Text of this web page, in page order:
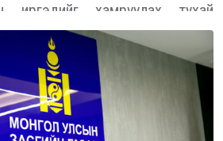
иргэдийг хамруулах тухай
Монгол Улсын Засгийн газраас
дотор төрийн үйлчилгээний
хувийг эзэлж байна. Энэ
иас "Эрүүл мэндийн яам"-
санал со…